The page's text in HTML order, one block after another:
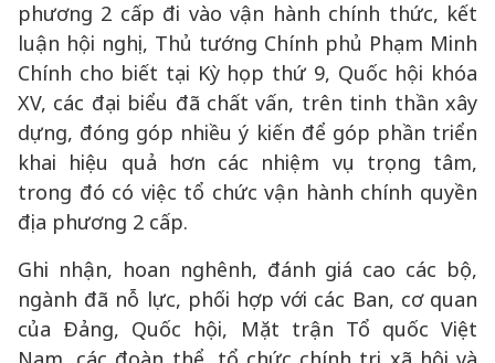
phương 2 cấp đi vào vận hành chính thức, kết
luận hội nghị, Thủ tướng Chính phủ Phạm Minh
Chính cho biết tại Kỳ họp thứ 9, Quốc hội khóa
XV, các đại biểu đã chất vấn, trên tinh thần xây
dựng, đóng góp nhiều ý kiến để góp phần triển
khai hiệu quả hơn các nhiệm vụ trọng tâm,
trong đó có việc tổ chức vận hành chính quyền
địa phương 2 cấp.
Ghi nhận, hoan nghênh, đánh giá cao các bộ,
ngành đã nỗ lực, phối hợp với các Ban, cơ quan
của Đảng, Quốc hội, Mặt trận Tổ quốc Việt